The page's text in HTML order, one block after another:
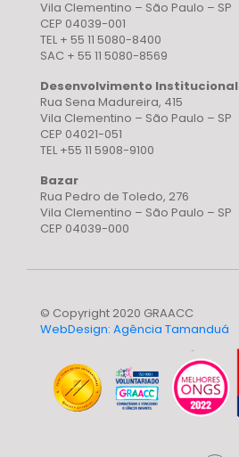
Vila Clementino – São Paulo – SP
CEP 04039-001
TEL + 55 11 5080-8400
SAC + 55 11 5080-8569
Desenvolvimento Institucional
Rua Sena Madureira, 415
Vila Clementino – São Paulo – SP
CEP 04021-051
TEL +55 11 5908-9100
Bazar
Rua Pedro de Toledo, 276
Vila Clementino – São Paulo – SP
CEP 04039-000
© Copyright 2020 GRAACC
WebDesign: Agência Tamanduá